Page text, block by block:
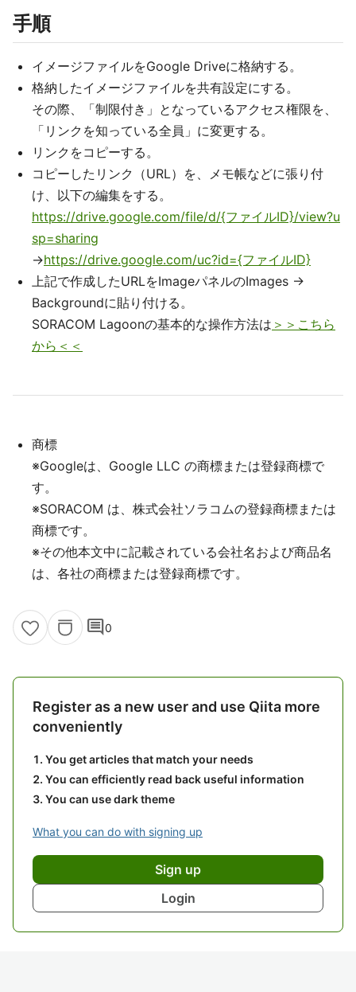
手順
イメージファイルをGoogle Driveに格納する。
格納したイメージファイルを共有設定にする。
その際、「制限付き」となっているアクセス権限を、
「リンクを知っている全員」に変更する。
リンクをコピーする。
コピーしたリンク（URL）を、メモ帳などに張り付
け、以下の編集をする。
https://drive.google.com/file/d/{ファイルID}/view?u
sp=sharing
→https://drive.google.com/uc?id={ファイルID}
上記で作成したURLをImageパネルのImages ->
Backgroundに貼り付ける。
SORACOM Lagoonの基本的な操作方法は ＞＞こちら
から＜＜
商標
※Googleは、Google LLC の商標または登録商標で
す。
※SORACOM は、株式会社ソラコムの登録商標または
商標です。
※その他本文中に記載されている会社名および商品名
は、各社の商標または登録商標です。
comment0
Register as a new user and use Qiita more
conveniently
You get articles that match your needs
You can efficiently read back useful information
You can use dark theme
What you can do with signing up
Sign up
Login